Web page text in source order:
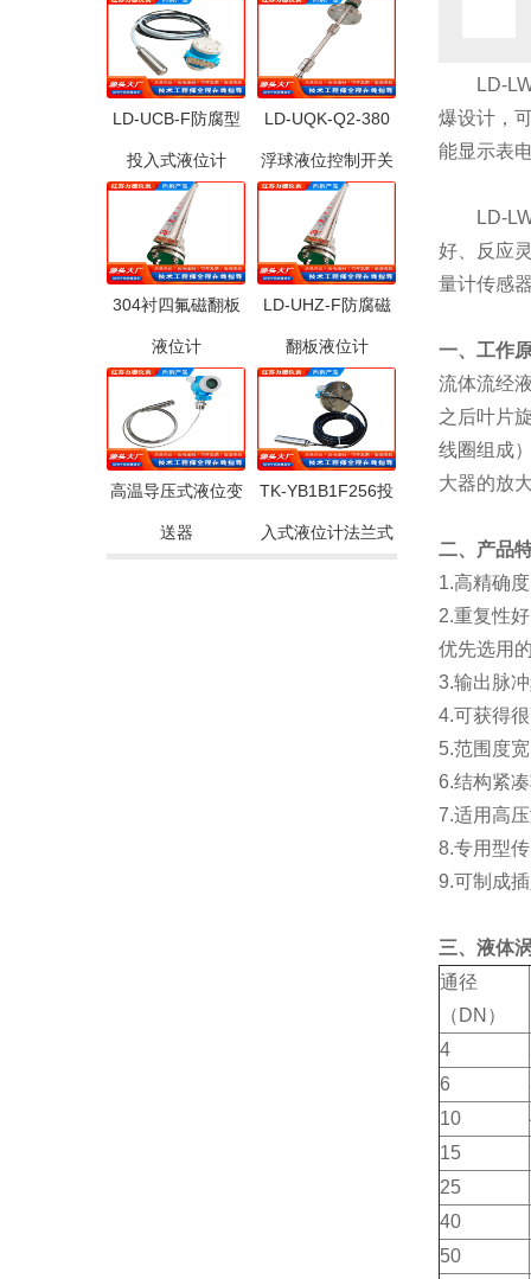
LD-UCB-F防腐型
投入式液位计
LD-UQK-Q2-380
浮球液位控制开关
304衬四氟磁翻板
液位计
LD-UHZ-F防腐磁
翻板液位计
高温导压式液位变
送器
TK-YB1B1F256投
入式液位计法兰式
LD-
爆设计，
能显示表
LD-
好、反应
量计传感
一、工作
流体流经
之后叶片
线圈组成
大器的放
二、产品
1.高精确
2.重复性
优先选用
3.输出脉
4.可获得
5.范围度
6.结构紧
7.适用高
8.专用型
9.可制成
三、液体
通径
（DN）
4
6
10
15
25
40
50